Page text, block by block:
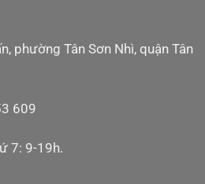
phường Tân Sơn Nhì, quận Tân
609
7: 9-19h.